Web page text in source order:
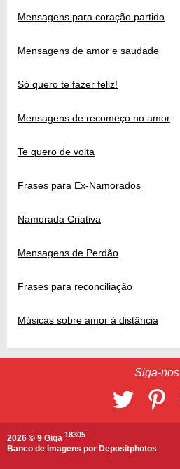
Mensagens para coração partido
Mensagens de amor e saudade
Só quero te fazer feliz!
Mensagens de recomeço no amor
Te quero de volta
Frases para Ex-Namorados
Namorada Criativa
Mensagens de Perdão
Frases para reconciliação
Músicas sobre amor à distância
Siga-nos
2026 © 9 Giga 18305
Banco de imagens por Depositphotos